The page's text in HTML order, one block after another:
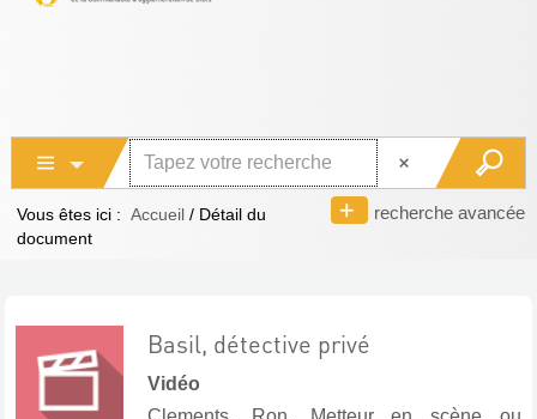
recherche avancée
Vous êtes ici : Accueil / Détail du
document
Basil, détective privé
Vidéo